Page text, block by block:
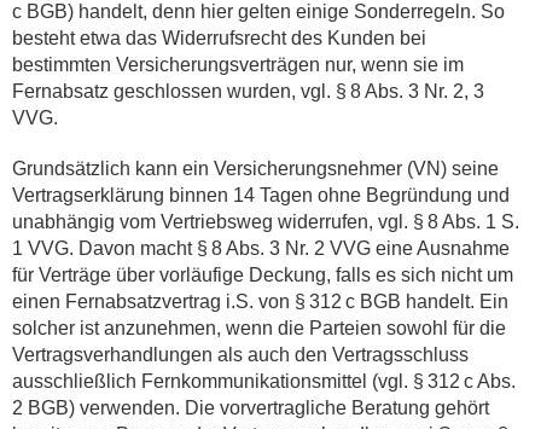
c BGB) handelt, denn hier gelten einige Sonderregeln. So
besteht etwa das Widerrufsrecht des Kunden bei
bestimmten Versicherungsverträgen nur, wenn sie im
Fernabsatz geschlossen wurden, vgl. § 8 Abs. 3 Nr. 2, 3
VVG.
Grundsätzlich kann ein Versicherungsnehmer (VN) seine
Vertragserklärung binnen 14 Tagen ohne Begründung und
unabhängig vom Vertriebsweg widerrufen, vgl. § 8 Abs. 1 S.
1 VVG. Davon macht § 8 Abs. 3 Nr. 2 VVG eine Ausnahme
für Verträge über vorläufige Deckung, falls es sich nicht um
einen Fernabsatzvertrag i.S. von § 312 c BGB handelt. Ein
solcher ist anzunehmen, wenn die Parteien sowohl für die
Vertragsverhandlungen als auch den Vertragsschluss
ausschließlich Fernkommunikationsmittel (vgl. § 312 c Abs.
2 BGB) verwenden. Die vorvertragliche Beratung gehört